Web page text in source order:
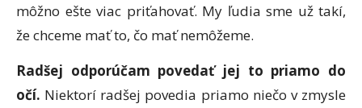
môžno ešte viac priťahovať. My ľudia sme už takí,
že chceme mať to, čo mať nemôžeme.
Radšej odporúčam povedať jej to priamo do
očí. Niektorí radšej povedia priamo niečo v zmysle